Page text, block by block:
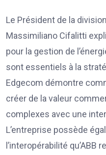
Le Président de la
Massimiliano Cifalitti
pour la gestion de
sont essentiels à la
Edgecom démontre
créer de la valeur
complexes avec une
L’entreprise possède
l’interopérabilité qu’ABB